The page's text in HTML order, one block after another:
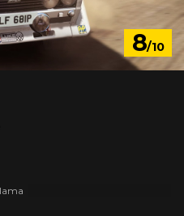
8/10